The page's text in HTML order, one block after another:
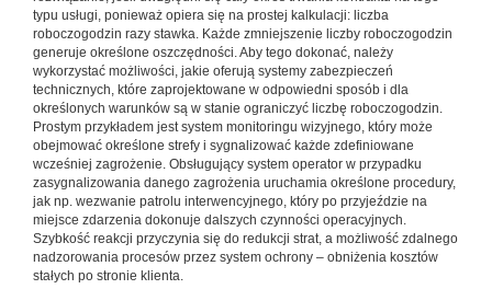
typu usługi, ponieważ opiera się na prostej kalkulacji: liczba
roboczogodzin razy stawka. Każde zmniejszenie liczby roboczogodzin
generuje określone oszczędności. Aby tego dokonać, należy
wykorzystać możliwości, jakie oferują systemy zabezpieczeń
technicznych, które zaprojektowane w odpowiedni sposób i dla
określonych warunków są w stanie ograniczyć liczbę roboczogodzin.
Prostym przykładem jest system monitoringu wizyjnego, który może
obejmować określone strefy i sygnalizować każde zdefiniowane
wcześniej zagrożenie. Obsługujący system operator w przypadku
zasygnalizowania danego zagrożenia uruchamia określone procedury,
jak np. wezwanie patrolu interwencyjnego, który po przyjeździe na
miejsce zdarzenia dokonuje dalszych czynności operacyjnych.
Szybkość reakcji przyczynia się do redukcji strat, a możliwość zdalnego
nadzorowania procesów przez system ochrony – obniżenia kosztów
stałych po stronie klienta.